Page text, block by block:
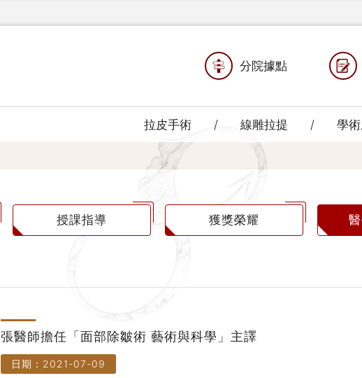
分院據點
拉皮手術 線雕拉提 學
授課指導 獲獎榮耀
張醫師擔任「面部除皺術 藝術與科學」主譯
日期：2021-07-09